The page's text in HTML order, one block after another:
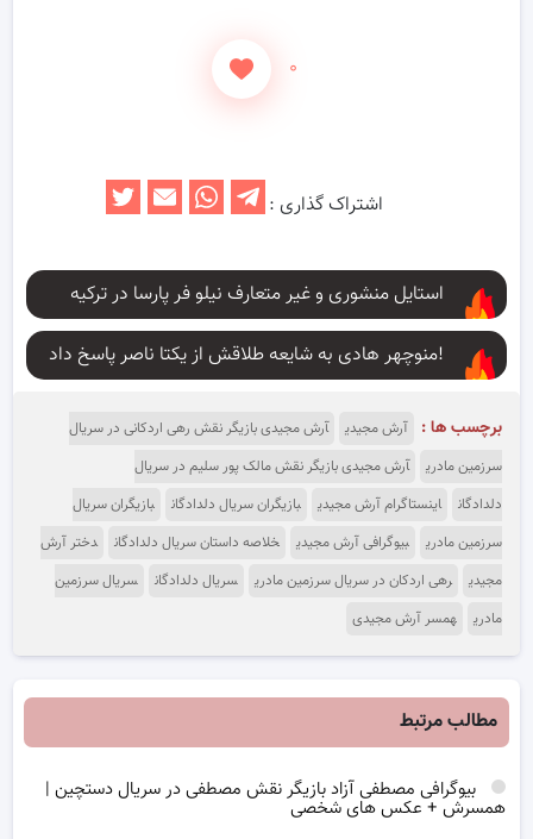
۰
اشتراک گذاری :
استایل منشوری و غیر متعارف نیلو فر پارسا در ترکیه
منوچهر هادی به شایعه طلاقش از یکتا ناصر پاسخ داد!
برچسب ها : آرش مجیدی
آرش مجیدی بازیگر نقش رهی اردکانی در سریال
سرزمین مادری
آرش مجیدی بازیگر نقش مالک پور سلیم در سریال
دلدادگان
اینستاگرام آرش مجیدی بازیگران سریال دلدادگان
بازیگران سریال
سرزمین مادری
بیوگرافی آرش مجیدی خلاصه داستان سریال دلدادگان
دختر آرش
مجیدی
رهی اردکان در سریال سرزمین مادری سریال دلدادگان
سریال سرزمین
مادری
همسر آرش مجیدی
مطالب مرتبط
بیوگرافی مصطفی آزاد بازیگر نقش مصطفی در سریال دستچین |
همسرش + عکس های شخصی